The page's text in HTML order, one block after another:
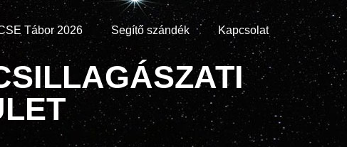
Tábor 2026 Segítő szándék Kapcsolat